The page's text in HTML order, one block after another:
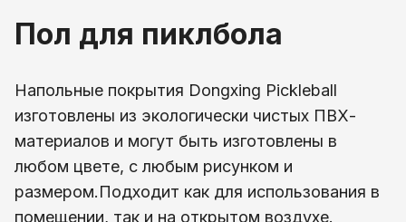
Пол для пиклбола
Напольные покрытия Dongxing Pickleball
изготовлены из экологически чистых ПВХ-
материалов и могут быть изготовлены в
любом цвете, с любым рисунком и
размером.Подходит как для использования в
помещении, так и на открытом воздухе.